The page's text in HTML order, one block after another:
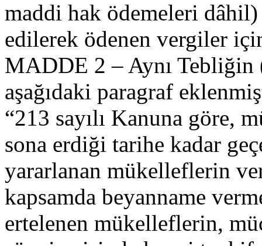
maddi hak ödemeleri
edilerek ödenen vergiler
MADDE 2 – Aynı
aşağıdaki paragraf
“213 sayılı Kanuna göre,
sona erdiği tarihe kadar
yararlanan mükelleflerin
kapsamda beyanname
ertelenen mükelleflerin,